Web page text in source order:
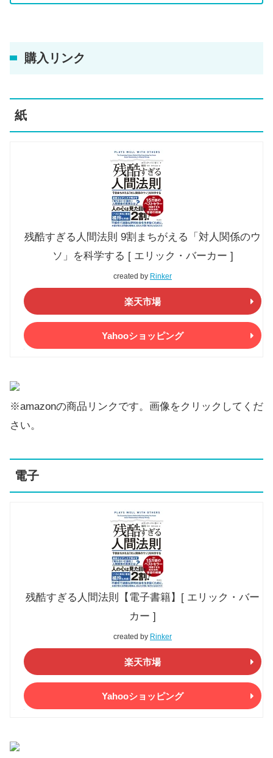
購入リンク
紙
残酷すぎる人間法則 9割まちがえる「対人関係のウ
ソ」を科学する [ エリック・バーカー ]
created by Rinker
楽天市場
Yahooショッピング
※amazonの商品リンクです。画像をクリックしてくだ
さい。
電子
残酷すぎる人間法則【電子書籍】[ エリック・バー
カー ]
created by Rinker
楽天市場
Yahooショッピング